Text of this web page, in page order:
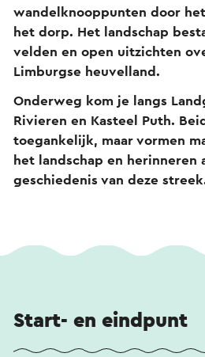
wandelknooppunten door
het dorp. Het landschap
velden en open uitzichten
Limburgse heuvelland.
Onderweg kom je langs
Rivieren en Kasteel Puth.
toegankelijk, maar vormen
het landschap en herinneren
geschiedenis van deze
Start- en eindpunt